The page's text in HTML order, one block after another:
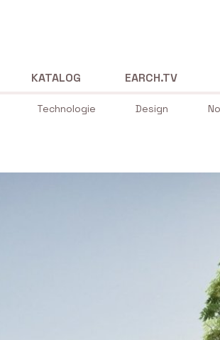
Technologie Design
KATALOG EARCH.TV